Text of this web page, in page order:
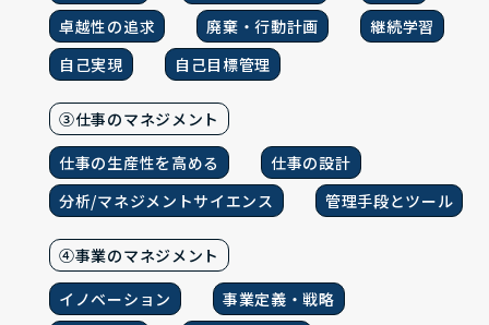
卓越性の追求
廃棄・行動計画
継続学習
自己実現
自己目標管理
③仕事のマネジメント
仕事の生産性を高める
仕事の設計
分析/マネジメントサイエンス
管理手段とツール
④事業のマネジメント
イノベーション
事業定義・戦略